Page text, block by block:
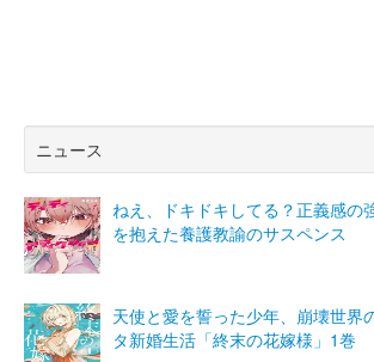
ニュース
ねえ、ドキドキしてる？正義感の
を抱えた養護教諭のサスペンス
天使と愛を誓った少年、崩壊世界
タ新婚生活「終末の花嫁様」1巻